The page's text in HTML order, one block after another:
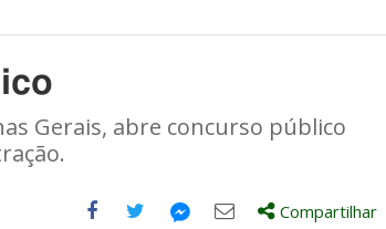
Gerais, abre concurso público
Compartilhar